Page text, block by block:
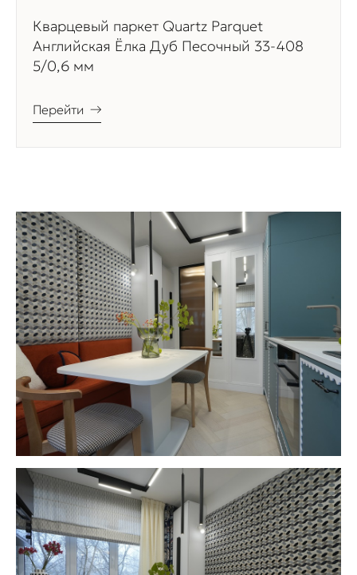
Кварцевый паркет Quartz Parquet
Английская Ёлка Дуб Песочный 33-408
5/0,6 мм
Перейти →